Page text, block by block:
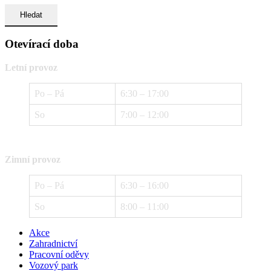
Otevírací doba
Letní provoz
Po – Pá 6:30 – 17:00
So 7:00 – 12:00
Zimní provoz
Po – Pá 6:30 – 16:00
So 8:00 – 11:00
Akce
Zahradnictví
Pracovní oděvy
Vozový park